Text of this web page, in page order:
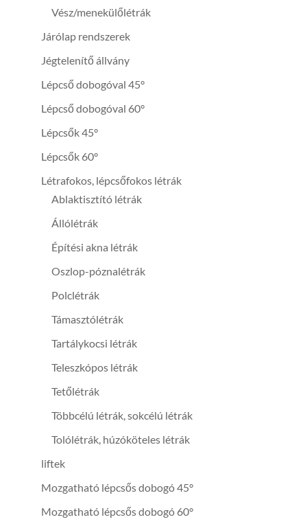
Vész/menekülőlétrák
Járólap rendszerek
Jégtelenítő állvány
Lépcső dobogóval 45°
Lépcső dobogóval 60°
Lépcsők 45°
Lépcsők 60°
Létrafokos, lépcsőfokos létrák
Ablaktisztító létrák
Állólétrák
Építési akna létrák
Oszlop-póznalétrák
Polclétrák
Támasztólétrák
Tartálykocsi létrák
Teleszkópos létrák
Tetőlétrák
Többcélú létrák, sokcélú létrák
Tolólétrák, húzóköteles létrák
liftek
Mozgatható lépcsős dobogó 45°
Mozgatható lépcsős dobogó 60°